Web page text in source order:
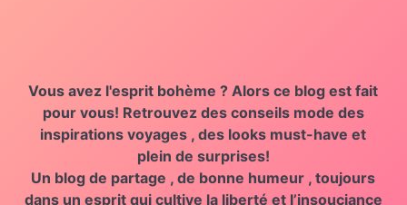
Vous avez l'esprit bohème ? Alors ce blog est fait
pour vous! Retrouvez des conseils mode des
inspirations voyages , des looks must-have et
plein de surprises!
Un blog de partage , de bonne humeur , toujours
dans un esprit qui cultive la liberté et l’insouciance